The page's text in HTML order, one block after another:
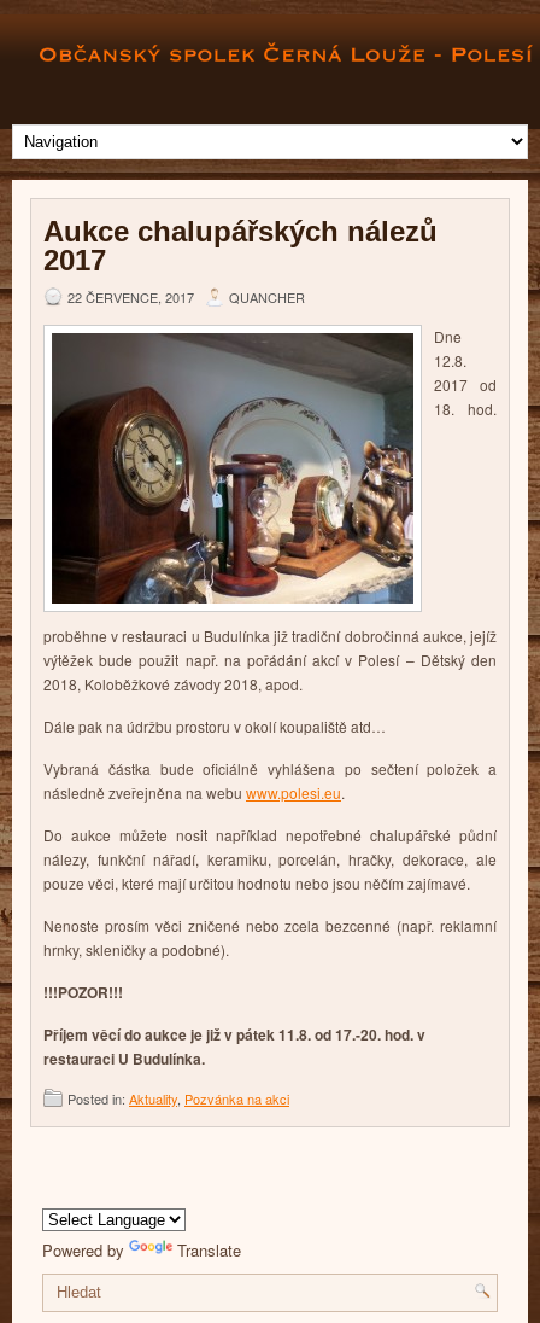
Aukce chalupářských nálezů
2017
22 ČERVENCE, 2017 QUANCHER
Dne
12.8.
2017 od
18. hod.
proběhne v restauraci u Budulínka již tradiční dobročinná aukce, jejíž
výtěžek bude použit např. na pořádání akcí v Polesí – Dětský den
2018, Koloběžkové závody 2018, apod.
Dále pak na údržbu prostoru v okolí koupaliště atd…
Vybraná částka bude oficiálně vyhlášena po sečtení položek a
následně zveřejněna na webu www.polesi.eu.
Do aukce můžete nosit například nepotřebné chalupářské půdní
nálezy, funkční nářadí, keramiku, porcelán, hračky, dekorace, ale
pouze věci, které mají určitou hodnotu nebo jsou něčím zajímavé.
Nenoste prosím věci zničené nebo zcela bezcenné (např. reklamní
hrnky, skleničky a podobné).
!!!POZOR!!!
Příjem věcí do aukce je již v pátek 11.8. od 17.-20. hod. v
restauraci U Budulínka.
Posted in: Aktuality, Pozvánka na akci
Powered by Translate